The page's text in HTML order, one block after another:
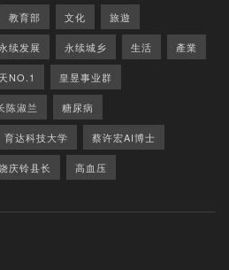
教育部 文化 旅遊
续发展 永续城乡 生活 產業
NO.1 皇昱事业群
陈淑兰 糖尿病
育达科技大学 蔡许宏AI博士
庆铃县长 高血压